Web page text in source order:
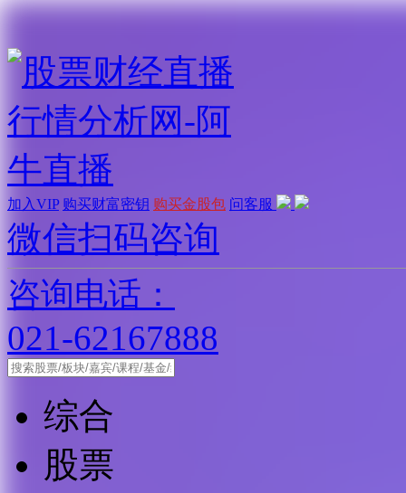
加入VIP 购买财富密钥 购买金股包 问客服
微信扫码咨询
咨询电话：
021-62167888
综合
股票